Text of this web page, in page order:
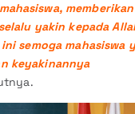
yakin kepada
semoga mahasiswa
keyakinannya